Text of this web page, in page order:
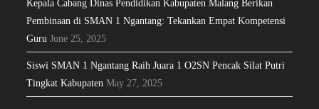
Kepala Cabang Dinas Pendidikan Kabupaten Malang Berikan
Pembinaan di SMAN 1 Ngantang: Tekankan Empat Kompetensi
Guru June 25, 2025
Siswi SMAN 1 Ngantang Raih Juara 1 O2SN Pencak Silat Putri
Tingkat Kabupaten May 27, 2025